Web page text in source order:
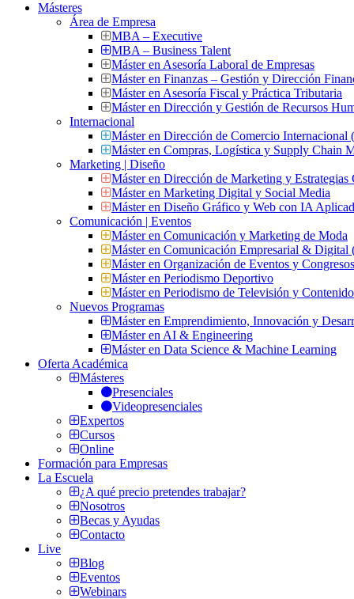
Másteres
Área de Empresa
MBA – Executive
MBA – Business Talent
Máster en Asesoría Laboral de Empresas
Máster en Finanzas – Gestión y Dirección
Máster en Asesoría Fiscal y Práctica Tributaria
Máster en Dirección y Gestión de Recursos
Internacional
Máster en Dirección de Comercio
Máster en Compras, Logística y Supply Chain
Marketing | Diseño
Máster en Dirección de Marketing y Estrategias
Máster en Marketing Digital y Social Media
Máster en Diseño Gráfico y Web con IA
Comunicación | Eventos
Máster en Comunicación y Marketing de Moda
Máster en Comunicación Empresarial &
Máster en Organización de Eventos y
Máster en Periodismo Deportivo
Máster en Periodismo de Televisión y
Nuevos Programas
Máster en Emprendimiento, Innovación y
Máster en AI & Engineering
Máster en Data Science & Machine Learning
Oferta Académica
Másteres
Presenciales
Videopresenciales
Expertos
Cursos
Online
Formación para Empresas
La Escuela
¿A qué precio pretendes trabajar?
Nosotros
Becas y Ayudas
Contacto
Live
Blog
Eventos
Webinars